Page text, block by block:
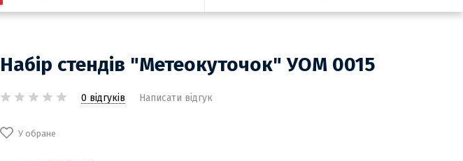
Набір стендів "Метеокуточок" УОМ 0015
0 відгуків Написати відгук
У обране